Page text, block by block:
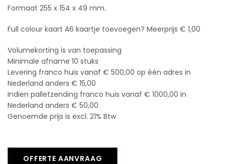
Formaat 255 x 154 x 49 mm.
Full colour kaart A6 kaartje toevoegen? Meerprijs € 1,00
Volumekorting is van toepassing
Minimale afname 10 stuks
Levering franco huis vanaf € 500,00 op één adres in
Nederland anders € 15,00
Indien palletzending franco huis vanaf € 1000,00 in
Nederland anders € 50,00
Genoemde prijs is excl. 21% Btw
OFFERTE AANVRAAG